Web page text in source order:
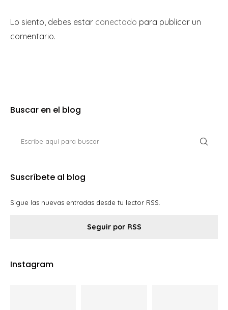
Lo siento, debes estar conectado para publicar un
comentario.
Buscar en el blog
Suscríbete al blog
Sigue las nuevas entradas desde tu lector RSS.
Seguir por RSS
Instagram